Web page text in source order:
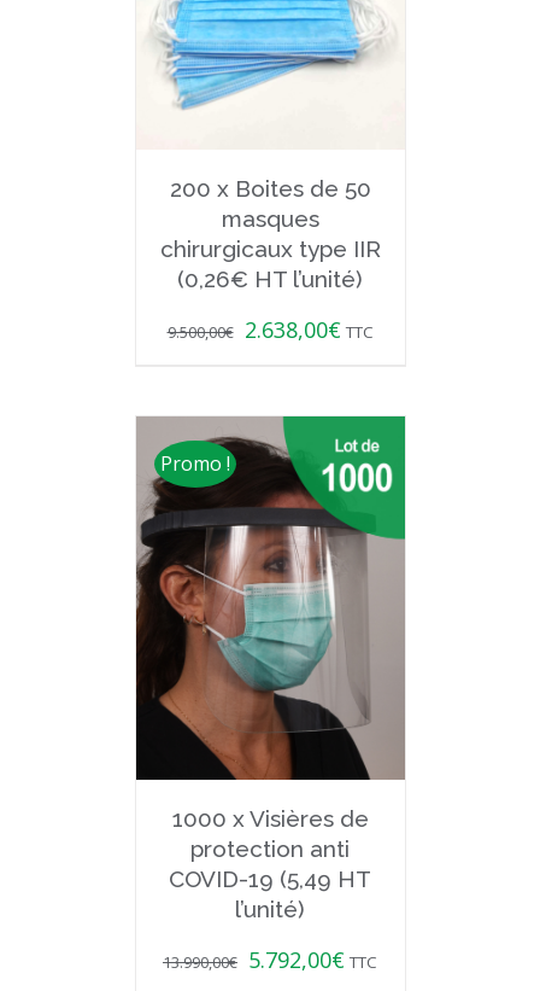
200 x Boites de 50
masques
chirurgicaux type IIR
(0,26€ HT l’unité)
9.500,00€ 2.638,00€ TTC
Promo !
1000 x Visières de
protection anti
COVID-19 (5,49 HT
l’unité)
13.990,00€ 5.792,00€ TTC